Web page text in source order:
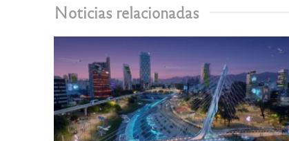
Noticias relacionadas